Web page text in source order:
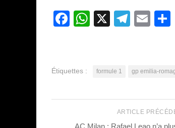
Facebook
WhatsApp
X
Étiquettes : formule 1 gp emilia-
ARTICLE
AC Milan : Rafael Leao n’a